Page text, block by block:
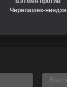
Черепашек-ниндзя